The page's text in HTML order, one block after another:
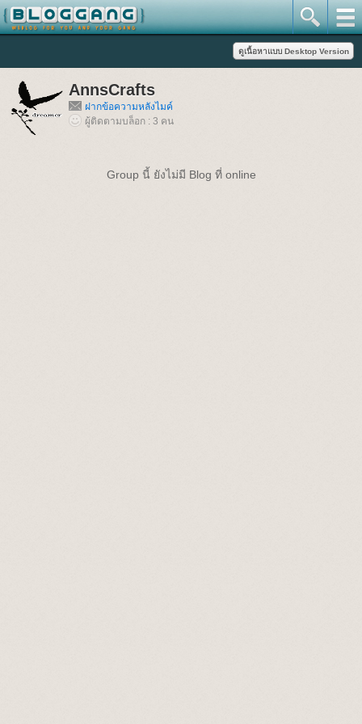
AnnsCrafts
ฝากข้อความหลังไมค์
ผู้ติดตามบล็อก : 3 คน
Group นี้ ยังไม่มี Blog ที่ online